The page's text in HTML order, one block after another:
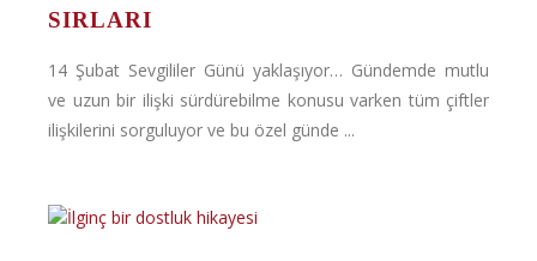
SIRLARI
14 Şubat Sevgililer Günü yaklaşıyor… Gündemde mutlu
ve uzun bir ilişki sürdürebilme konusu varken tüm çiftler
ilişkilerini sorguluyor ve bu özel günde ...